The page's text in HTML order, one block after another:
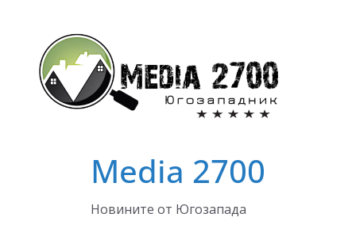
content
Media 2700
Новините от Югозапада